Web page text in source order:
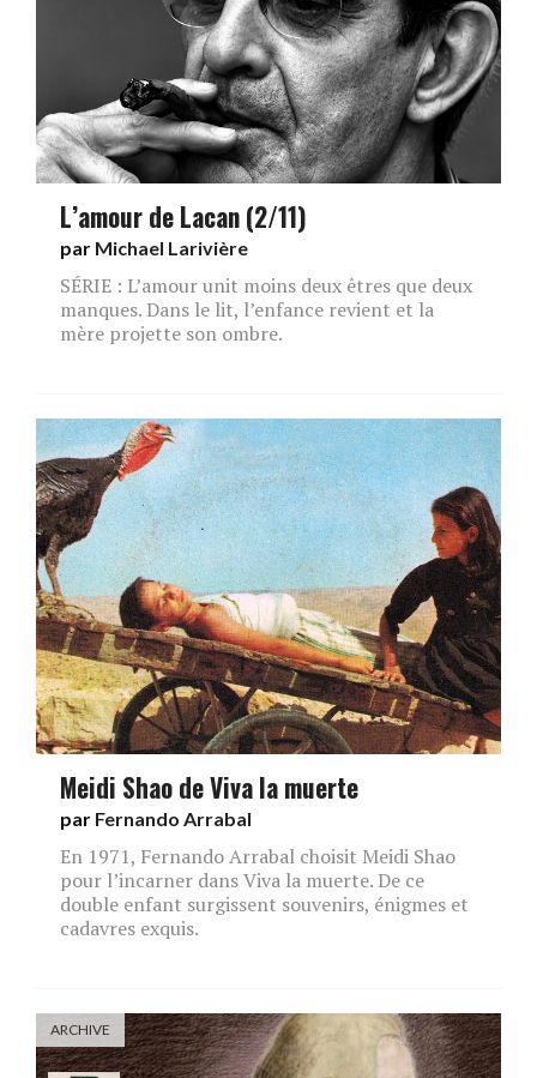
L’amour de Lacan (2/11)
par Michael Larivière
SÉRIE : L’amour unit moins deux êtres que deux
manques. Dans le lit, l’enfance revient et la
mère projette son ombre.
Meidi Shao de Viva la muerte
par Fernando Arrabal
En 1971, Fernando Arrabal choisit Meidi Shao
pour l’incarner dans Viva la muerte. De ce
double enfant surgissent souvenirs, énigmes et
cadavres exquis.
ARCHIVE